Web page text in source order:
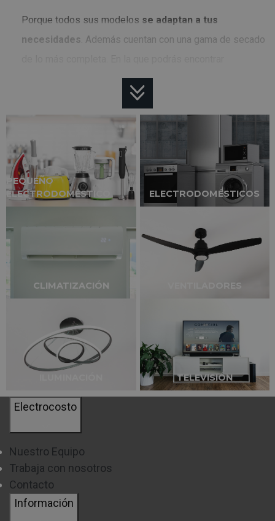
Porque todos sus modelos se adaptan a tus
necesidades. Además cuentan con una gama de secado
secadoras con bomba de calor con unas funciones que
harán que todo sea mucho más fácil.
Esta tecnología ajusta la temperatura y la velocidad
del tambor para proteger tu ropa de daños. Es muy
eficaz ya que es capaz de reducir hasta 40% del
quede intacto y consiguiendo que duren mucho más.
PROGRAMA ANTIALERGIA
elimina hasta el 99,9% de las bacterias.
Aportando así una mayor seguridad en tu día a día.
mucho más delicado de sus prendas.
PEQUEÑO
ELECTRODOMÉSTICO
ELECTRODOMÉSTICOS
CLIMATIZACIÓN VENTILADORES
TELEVISIÓN
Electrocosto
Nuestro Equipo
Trabaja con nosotros
Contacto
Información